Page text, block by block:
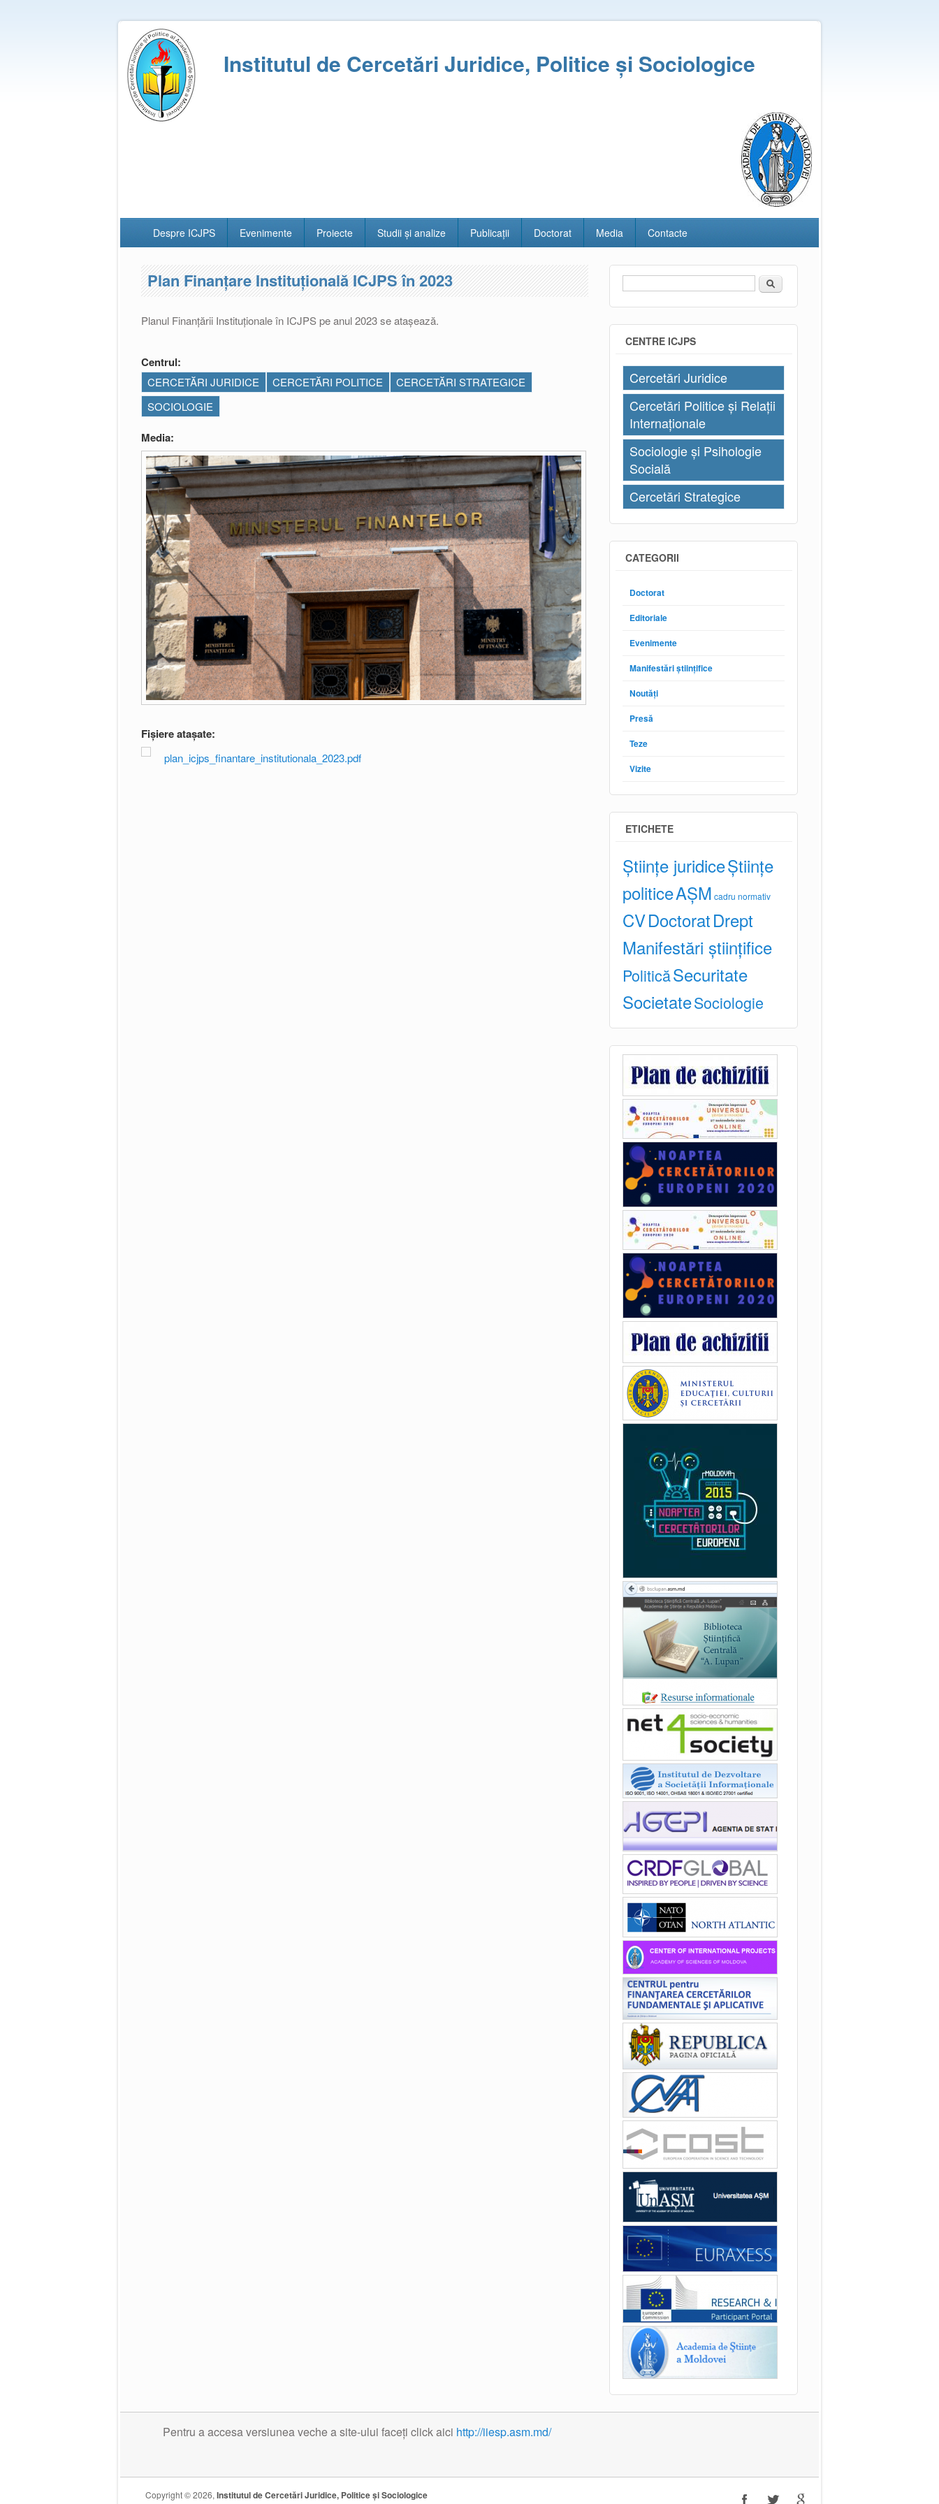
Institutul de Cercetări Juridice, Politice și Sociologice
Despre ICJPS Evenimente Proiecte Studii și analize Publicații Doctorat Media Contacte
Plan Finanțare Instituțională ICJPS în 2023
Planul Finanțării Instituționale în ICJPS pe anul 2023 se atașează.
Centrul:
CERCETĂRI JURIDICE CERCETĂRI POLITICE
CERCETĂRI STRATEGICE
SOCIOLOGIE
Media:
Fișiere atașate:
plan_icjps_finantare_institutionala_2023.pdf
Formular de căutare
Căutare
CENTRE ICJPS
Cercetări Juridice
Cercetări Politice și Relații
Internaționale
Sociologie și Psihologie
Socială
Cercetări Strategice
CATEGORII
Doctorat
Editoriale
Evenimente
Manifestări științifice
Noutăți
Presă
Teze
Vizite
ETICHETE
Științe juridiceȘtiințe
politiceAȘM cadru normativ
CVDoctoratDrept
Manifestări științifice
PoliticăSecuritate
SocietateSociologie
Pentru a accesa versiunea veche a site-ului faceți click aici http://iiesp.asm.md/
Copyright © 2026, Institutul de Cercetări Juridice, Politice și Sociologice